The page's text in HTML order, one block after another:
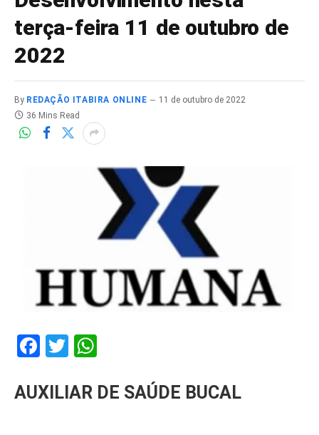
terça-feira 11 de outubro de
2022
By REDAÇÃO ITABIRA ONLINE
11 de outubro de 2022
36 Mins Read
Facebook
Twitter
AUXILIAR DE SAÚDE BUCAL